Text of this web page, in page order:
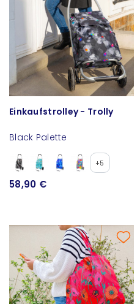
Einkaufstrolley - Trolly
Black Palette
+5
58,90 €